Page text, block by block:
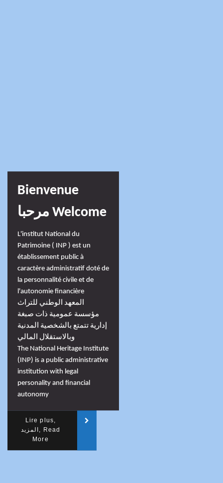
Bienvenue
مرحبا Welcome
L'institut National du
Patrimoine ( INP ) est un
établissement public à
caractère administratif doté de
la personnalité civile et de
l'autonomie financière
المعهد الوطني للتراث
مؤسسة عمومية ذات صبغة
إدارية تتمتع بالشخصية المدنية
وبالاستقلال المالي
The National Heritage Institute
(INP) is a public administrative
institution with legal
personality and financial
autonomy
Lire plus,
المزيد, Read
More